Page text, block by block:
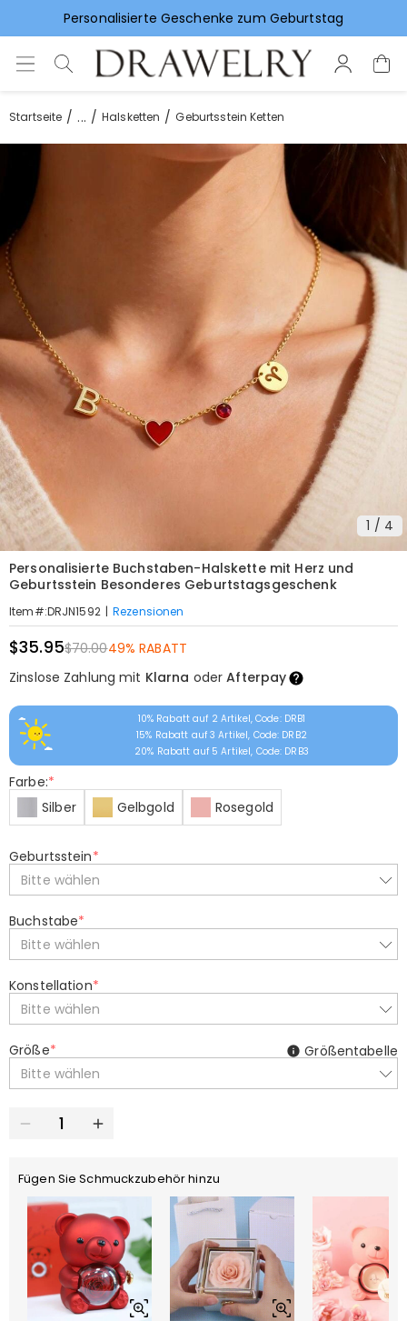
Vorlieben für Hochzeitsgeschenke
Startseite ... Halsketten Geburtsstein Ketten
1 / 4
Personalisierte Buchstaben-Halskette mit Herz und
Geburtsstein Besonderes Geburtstagsgeschenk
Item#:DRJN1592 | Rezensionen
$35.95$70.0049% RABATT
Zinslose Zahlung mit Klarna oderAfterpay
10% Rabatt auf 2 Artikel, Code: DRB1
15% Rabatt auf 3 Artikel, Code: DRB2
20% Rabatt auf 5 Artikel, Code: DRB3
Farbe:*
Silber
Gelbgold Rosegold
Geburtsstein*
Bitte wählen
Buchstabe*
Bitte wählen
Konstellation*
Bitte wählen
Größe*
Bitte wählen
Größentabelle
Fügen Sie Schmuckzubehör hinzu